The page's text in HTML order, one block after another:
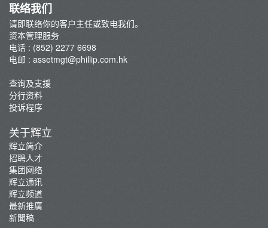
联络我们
请即联络你的客户主任或致电我们。
资本管理服务
电话 : (852) 2277 6698
电邮 : assetmgt@phillip.com.hk
查询及支援
分行资料
投诉程序
关于辉立
辉立简介
招聘人才
集团网络
辉立通讯
辉立频道
最新推廣
新聞稿